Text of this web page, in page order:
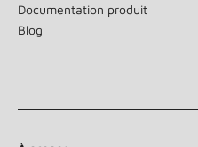
Documentation produit
Blog